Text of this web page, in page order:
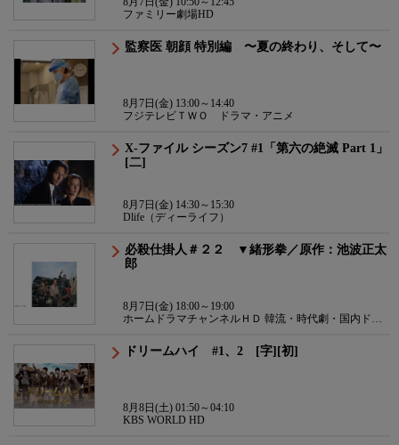
ファミリー劇場HD
監察医 朝顔 特別編 〜夏の終わり、そして〜
8月7日(金) 13:00～14:40
フジテレビＴＷＯ ドラマ・アニメ
X-ファイル シーズン7 #1「第六の絶滅 Part 1」
[二]
8月7日(金) 14:30～15:30
Dlife（ディーライフ）
必殺仕掛人＃２２ ▼緒形拳／原作：池波正太
郎
8月7日(金) 18:00～19:00
ホームドラマチャンネルＨＤ 韓流・時代劇・国内ドラ
ドリームハイ #1、2 [字][初]
8月8日(土) 01:50～04:10
KBS WORLD HD